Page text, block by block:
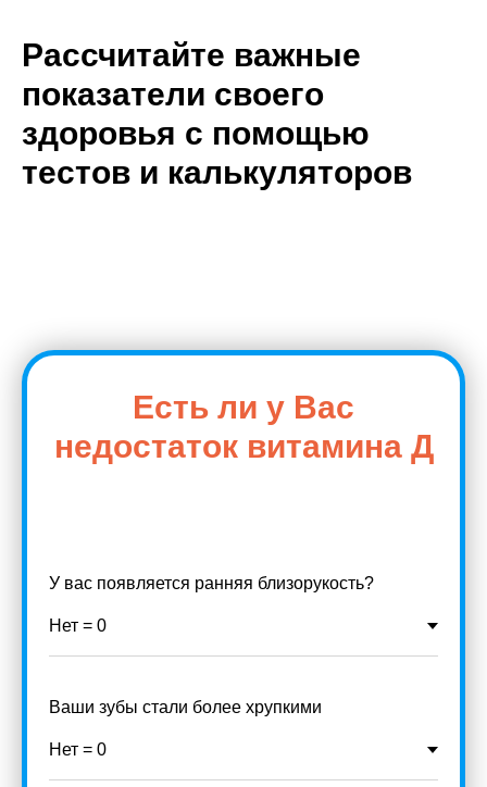
Рассчитайте важные
показатели своего
здоровья с помощью
тестов и калькуляторов
Есть ли у Вас
недостаток витамина Д
У вас появляется ранняя близорукость?
Ваши зубы стали более хрупкими